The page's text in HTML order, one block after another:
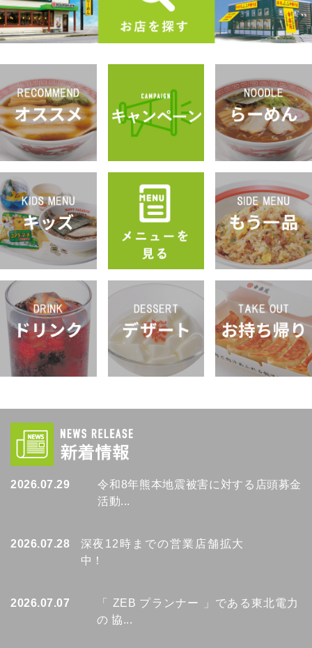
2026.07.29
令和8年熊本地震被害に対する店頭募金
活動...
2026.07.28
深夜12時までの営業店舗拡大
中！
2026.07.07
「 ZEB プランナー 」である東北電力
の 協...